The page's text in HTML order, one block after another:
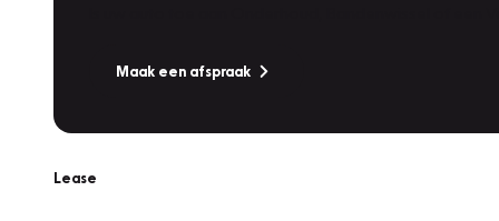
Maak een afspraak
Lease